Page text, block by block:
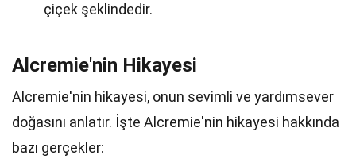
çiçek şeklindedir.
Alcremie'nin Hikayesi
Alcremie'nin hikayesi, onun sevimli ve yardımsever
doğasını anlatır. İşte Alcremie'nin hikayesi hakkında
bazı gerçekler: